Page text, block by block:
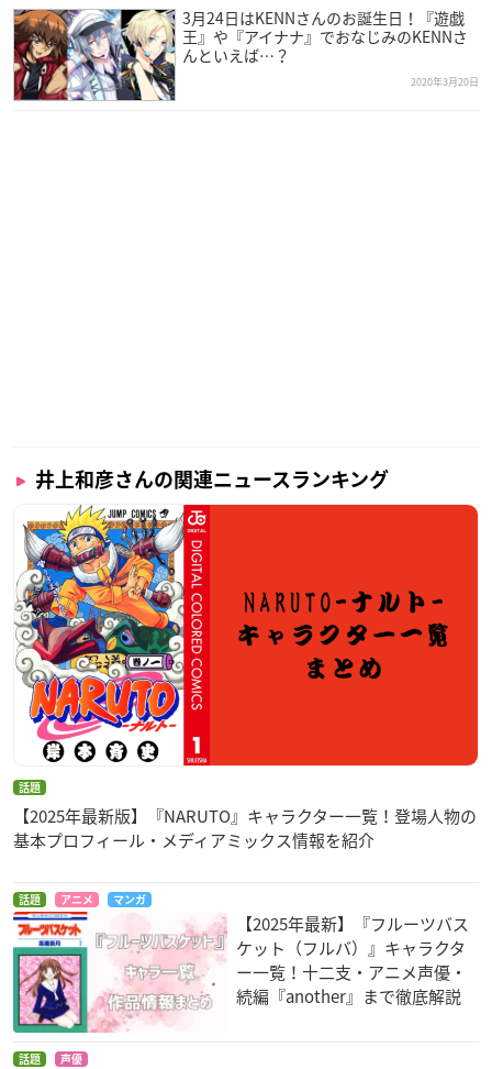
3月24日はKENNさんのお誕生日！『遊戯
王』や『アイナナ』でおなじみのKENNさ
んといえば…？
2020年3月20日
井上和彦さんの関連ニュースランキング
話題
【2025年最新版】『NARUTO』キャラクター一覧！登場人物の
基本プロフィール・メディアミックス情報を紹介
話題 アニメ マンガ
【2025年最新】『フルーツバス
ケット（フルバ）』キャラクタ
ー一覧！十二支・アニメ声優・
続編『another』まで徹底解説
話題 声優